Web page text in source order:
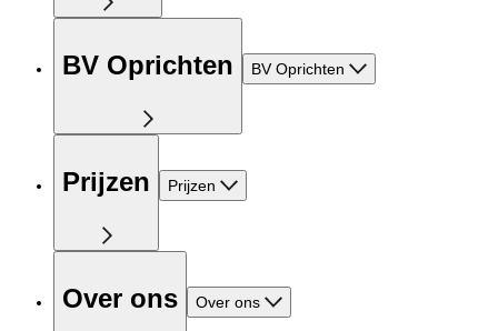
BV Oprichten BV Oprichten
Prijzen Prijzen
Over ons Over ons